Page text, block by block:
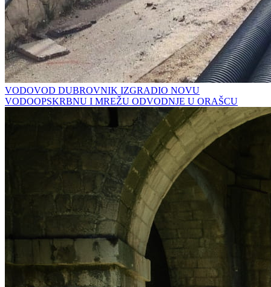
VODOVOD DUBROVNIK IZGRADIO NOVU
VODOOPSKRBNU I MREŽU ODVODNJE U ORAŠCU